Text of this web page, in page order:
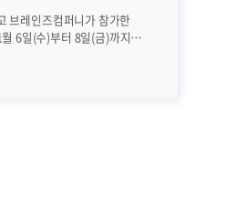
브레인즈컴퍼니가 참가한
6일(수)부터 8일(금)까지
'이라는 주제로 국내외를